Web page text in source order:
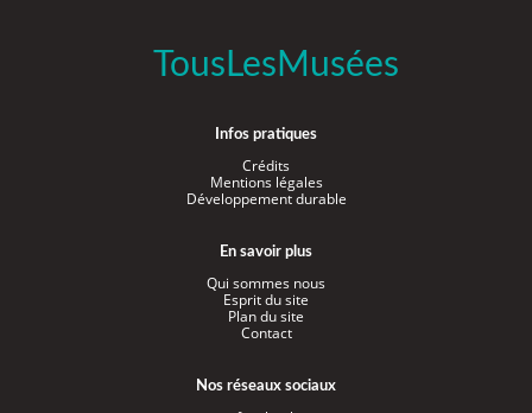
TousLesMusées
Infos pratiques
Crédits
Mentions légales
Développement durable
En savoir plus
Qui sommes nous
Esprit du site
Plan du site
Contact
Nos réseaux sociaux